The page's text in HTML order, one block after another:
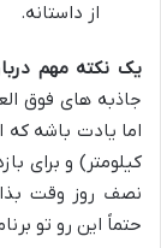
از داستانه.
یک نکته مهم
جاذبه های فوق
کیلومتر) و برای
نصف روز وقت
حتماً این رو تو